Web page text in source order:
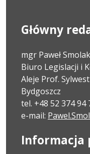
Główny
mgr Paweł Smolak
Biuro Legislacji i
Aleje Prof.
Bydgoszcz
tel. +48 52 374 94
e-mail:
Informacja